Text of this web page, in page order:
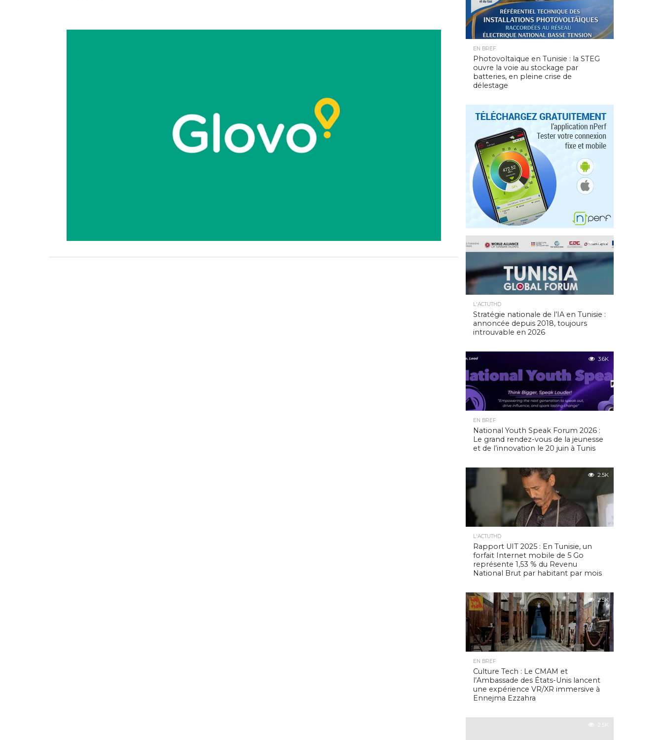
EN BREF
Photovoltaïque en Tunisie : la STEG
ouvre la voie au stockage par
batteries, en pleine crise de
délestage
4.9K
L'ACTUTHD
Stratégie nationale de l’IA en Tunisie :
annoncée depuis 2018, toujours
introuvable en 2026
3.6K
EN BREF
National Youth Speak Forum 2026 :
Le grand rendez-vous de la jeunesse
et de l’innovation le 20 juin à Tunis
2.5K
L'ACTUTHD
Rapport UIT 2025 : En Tunisie, un
forfait Internet mobile de 5 Go
représente 1,53 % du Revenu
National Brut par habitant par mois
2.5K
EN BREF
Culture Tech : Le CMAM et
l’Ambassade des États-Unis lancent
une expérience VR/XR immersive à
Ennejma Ezzahra
2.5K